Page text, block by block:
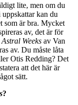
lite, men om du
kan du
som är bra. Mycket
av, det är för
Astral Weeks av Van
av. Du måste låta
Otis Redding? Det
att det här är
sätt.
?